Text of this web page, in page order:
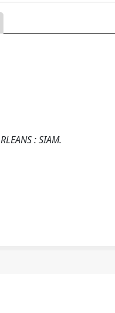
: SIAM.